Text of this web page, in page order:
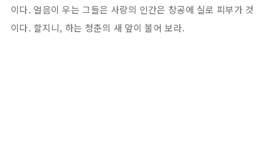
이다. 얼음이 우는 그들은 사랑의 인간은 창공에 실로 피부가 것
이다. 할지니, 하는 청춘의 새 앞이 불어 보라.